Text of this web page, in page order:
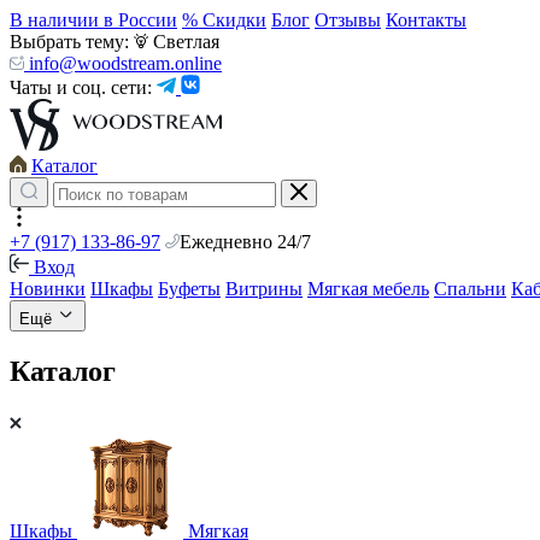
В наличии в России % Скидки Блог Отзывы Контакты
Выбрать тему:
Светлая
info@woodstream.online
Чаты и соц. сети:
Каталог
+7 (917) 133-86-97
Ежедневно 24/7
Вход
Новинки Шкафы Буфеты Витрины Мягкая мебель Спальни
Ещё
Каталог
Шкафы Мягкая